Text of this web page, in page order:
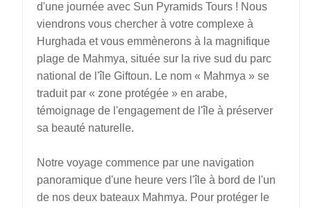
d'une journée avec Sun Pyramids Tours ! Nous
viendrons vous chercher à votre complexe à
Hurghada et vous emmènerons à la magnifique
plage de Mahmya, située sur la rive sud du parc
national de l'île Giftoun. Le nom « Mahmya » se
traduit par « zone protégée » en arabe,
témoignage de l'engagement de l'île à préserver
sa beauté naturelle.
Notre voyage commence par une navigation
panoramique d'une heure vers l'île à bord de l'un
de nos deux bateaux Mahmya. Pour protéger le